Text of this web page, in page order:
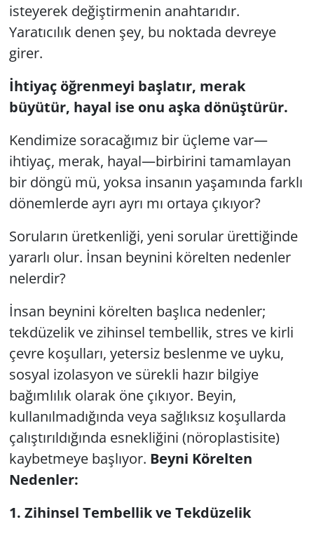
isteyerek değiştirmenin anahtarıdır.
Yaratıcılık denen şey, bu noktada devreye
girer.
İhtiyaç öğrenmeyi başlatır, merak
büyütür, hayal ise onu aşka dönüştürür.
Kendimize soracağımız bir üçleme var—
ihtiyaç, merak, hayal—birbirini tamamlayan
bir döngü mü, yoksa insanın yaşamında farklı
dönemlerde ayrı ayrı mı ortaya çıkıyor?
Soruların üretkenliği, yeni sorular ürettiğinde
yararlı olur. İnsan beynini körelten nedenler
nelerdir?
İnsan beynini körelten başlıca nedenler;
tekdüzelik ve zihinsel tembellik, stres ve kirli
çevre koşulları, yetersiz beslenme ve uyku,
sosyal izolasyon ve sürekli hazır bilgiye
bağımlılık olarak öne çıkıyor. Beyin,
kullanılmadığında veya sağlıksız koşullarda
çalıştırıldığında esnekliğini (nöroplastisite)
kaybetmeye başlıyor. Beyni Körelten
Nedenler:
1. Zihinsel Tembellik ve Tekdüzelik